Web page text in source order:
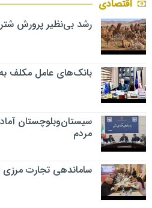
اقتصادی
رشد بی‌نظیر پرورش
بانک‌های عامل مکلف
سیستان‌وبلوچستان
مردم
ساماندهی تجارت مرزی